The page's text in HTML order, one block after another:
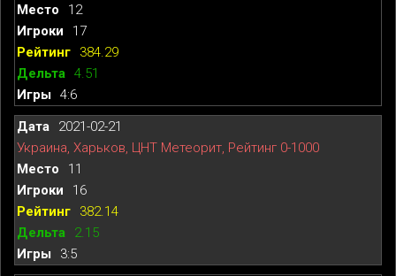
12
17
384.29
4.51
4:6
2021-02-21
Украина, Харьков, ЦНТ Метеорит, Рейтинг 0-1000
11
16
382.14
2.15
3:5